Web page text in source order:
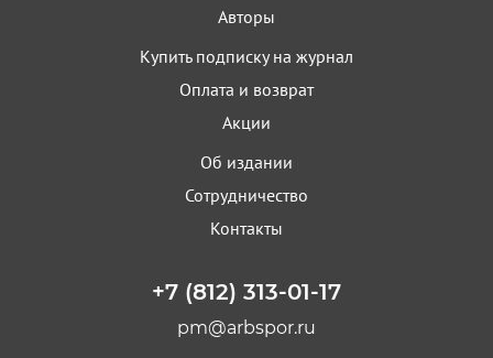
Авторы
Купить подписку на журнал
Оплата и возврат
Акции
Об издании
Сотрудничество
Контакты
+7 (812) 313-01-17
pm@arbspor.ru